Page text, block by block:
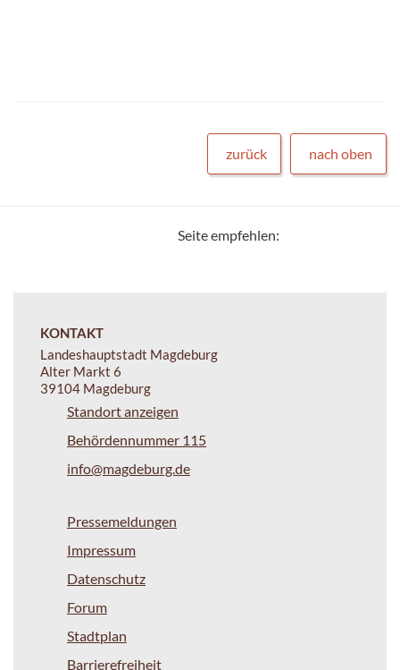
zurück nach oben
Seite empfehlen:
KONTAKT
Landeshauptstadt Magdeburg
Alter Markt 6
39104 Magdeburg
Standort anzeigen
Behördennummer 115
info@magdeburg.de
Pressemeldungen
Impressum
Datenschutz
Forum
Stadtplan
Barrierefreiheit